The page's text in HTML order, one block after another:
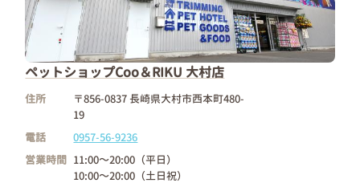
ペットショップCoo＆RIKU 大村店
住所
〒856-0837 長崎県大村市西本町480-
19
電話
0957-56-9236
営業時間 11:00～20:00（平日）
10:00～20:00（土日祝）